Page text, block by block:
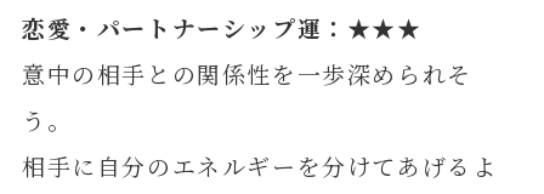
恋愛・パートナーシップ運：★★★
意中の相手との関係性を一歩深められそ
う。
相手に自分のエネルギーを分けてあげるよ